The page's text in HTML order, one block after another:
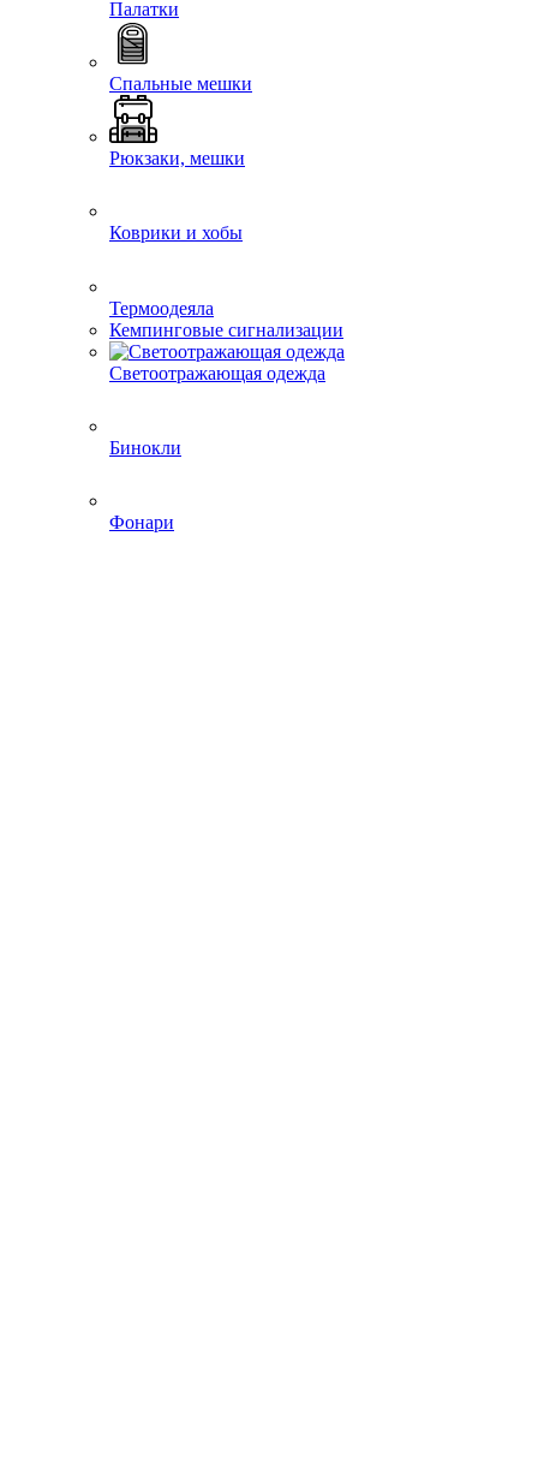
Палатки
Спальные мешки
Рюкзаки, мешки
Коврики и хобы
Термоодеяла
Кемпинговые сигнализации
Светоотражающая одежда
Бинокли
Фонари